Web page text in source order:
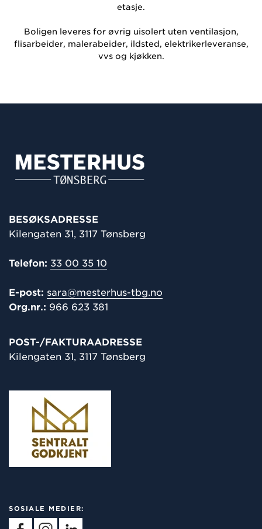
etasje.
Boligen leveres for øvrig uisolert uten ventilasjon,
flisarbeider, malerabeider, ildsted, elektrikerleveranse,
vvs og kjøkken.
BESØKSADRESSE
Kilengaten 31, 3117 Tønsberg
Telefon: 33 00 35 10
E-post: sara@mesterhus-tbg.no
Org.nr.: 966 623 381
POST-/FAKTURAADRESSE
Kilengaten 31, 3117 Tønsberg
SOSIALE MEDIER: